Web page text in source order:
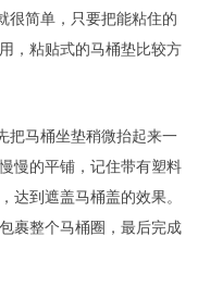
简单，只要把能粘住的
，粘贴式的马桶垫比较方
把马桶坐垫稍微抬起来一
慢的平铺，记住带有塑料
达到遮盖马桶盖的效果。
裹整个马桶圈，最后完成